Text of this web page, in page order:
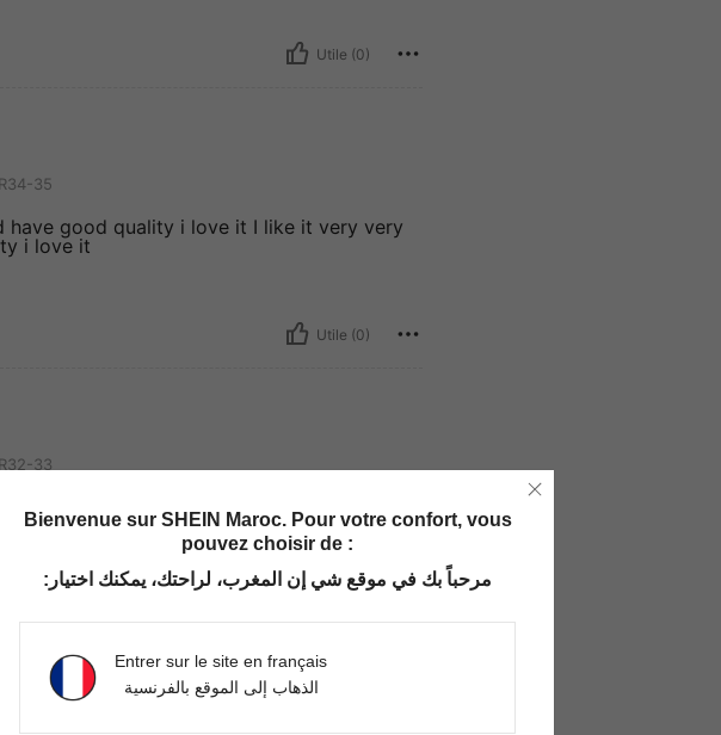
Utile (0)
35
good quality i love it I like it very very
i love it
Utile (0)
33
good quality i love it I like it very very
i love it
Bienvenue sur SHEIN Maroc. Pour votre confort, vous
pouvez choisir de :
مرحباً بك في موقع شي إن المغرب، لراحتك، يمكنك اختيار:
Entrer sur le site en français
الذهاب إلى الموقع بالفرنسية